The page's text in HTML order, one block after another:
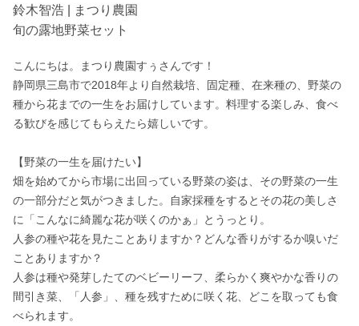
鈴木智浩 | まつり農園
旬の露地野菜セット
こんにちは。まつり農園すぅさんです！
静岡県三島市で2018年より自然栽培、固定種、在来種の、野菜の
種から花までの一生をお届けしています。料理する楽しみ、食べ
る歓びを感じてもらえたら嬉しいです。
【野菜の一生を届けたい】
畑を始めてから市場に出回っている野菜の姿は、その野菜の一生
の一部分だと気がつきました。自家採種をするとその花の美しさ
に「こんなに綺麗な花が咲くのかぁ」とうっとり。
人参の種や花を見たことありますか？どんな香りがするか嗅いだ
ことありますか？
人参は種や発芽したてのベビーリーフ、柔らかく爽やかな香りの
間引き菜、「人参」、種を残すために咲く花、どこを取っても食
べられます。